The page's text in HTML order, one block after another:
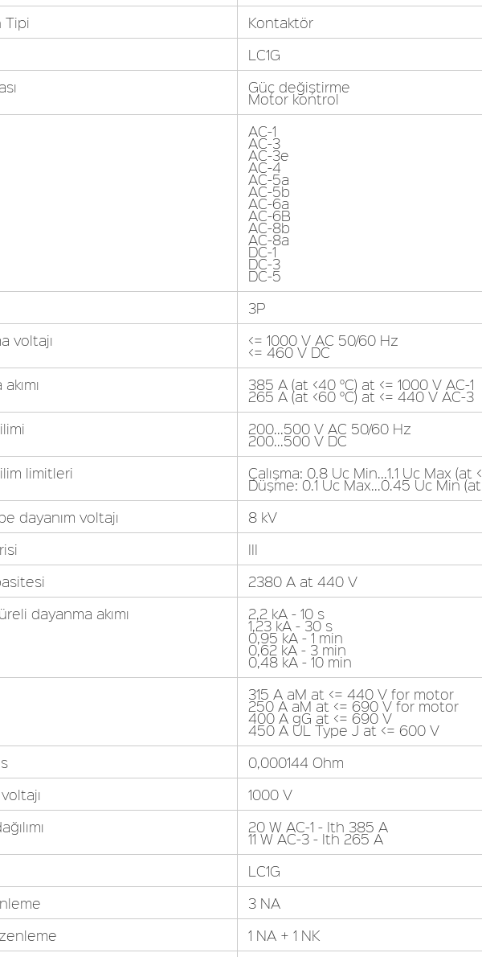
Tipi
Kontaktör
LC1G
Güç değiştirme
Motor kontrol
AC-1
AC-3
AC-3e
AC-4
AC-5a
AC-5b
AC-6a
AC-6B
AC-8b
AC-8a
DC-1
DC-3
DC-5
3P
voltajı
<= 1000 V AC 50/60 Hz
<= 460 V DC
385 A (at <40 °C) at <= 1000 V AC-1
265 A (at <60 °C) at <= 440 V AC-3
200...500 V AC 50/60 Hz
200...500 V DC
limitleri
Çalışma: 0.8 Uc Min...1.1 Uc Max (at
Düşme: 0.1 Uc Max...0.45 Uc Min (at
dayanım voltajı
8 kV
III
2380 A at 440 V
dayanma akımı
2,2 kA - 10 s
1,23 kA - 30 s
0,95 kA - 1 min
0,62 kA - 3 min
0,48 kA - 10 min
315 A aM at <= 440 V for motor
250 A aM at <= 690 V for motor
400 A gG at <= 690 V
450 A UL Type J at <= 600 V
0,000144 Ohm
1000 V
20 W AC-1 - Ith 385 A
11 W AC-3 - Ith 265 A
LC1G
3 NA
1 NA + 1 NK